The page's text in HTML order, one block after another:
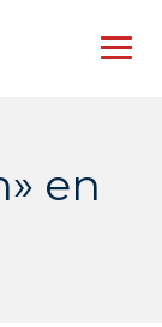
en